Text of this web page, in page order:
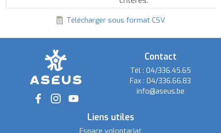
décroissant
Télécharger sous format CSV
Social
Contact
Tél : 04/336.45.65
Fax :04/336.66.83
info@aseus.be
Liens utiles
Espace volontariat